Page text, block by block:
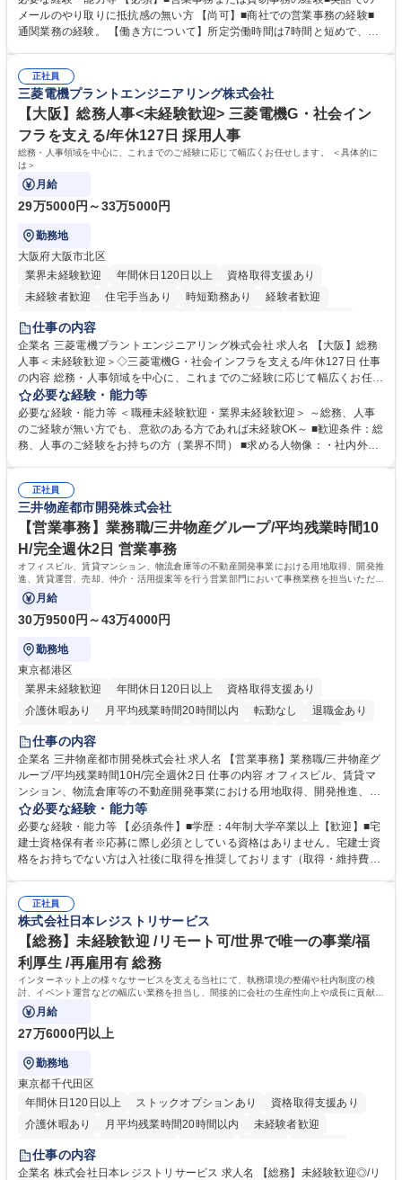
業務、請求書発行 ■海外工場とのスケジュール調整 ■在庫管理 ■輸入書類
の確認・作成 ■配送手配 ■通関業者を通して行う輸出入業全般 ■倉庫との
ルプロデュースしているため、商品に関わる全ての業務をサポート頂きま
す。 募集職種 東京都中央区【営業事務・貿易事務】食品商社/残業少なめ/
リモート等相談可
メールのやり取りに抵抗感の無い方 【尚可】■商社での営業事務の経験■
通関業務の経験。 【働き方について】所定労働時間は7時間と短めで、残
の強み】1991年の設立以来、外食産業を中心としたお客様の多様なニー
ズに沿った冷凍水産物等の生産・輸入・販売を一貫して手掛けています。
自社工場と海外拠点の強固な連携によるワンストップサービスが最大の強
みです。 学歴・資格 学歴：大学院 大学 語学力：英語 資格：
正社員
三菱電機プラントエンジニアリング株式会社
【大阪】総務人事<未経験歓迎> 三菱電機G・社会イン
フラを支える/年休127日 採用人事
総務・人事領域を中心に、これまでのご経験に応じて幅広くお任せします。 ＜具体的に
は＞
月給
29万5000円～33万5000円
勤務地
大阪府大阪市北区
業界未経験歓迎
年間休日120日以上
資格取得支援あり
未経験者歓迎
住宅手当あり 時短勤務あり
経験者歓迎
退職金あり
駅近5分以内
土日祝休み 服装自由 寮・社宅あり 食事補助あり
仕事の内容
企業名 三菱電機プラントエンジニアリング株式会社 求人名 【大阪】総務
人事＜未経験歓迎＞◇三菱電機G・社会インフラを支える/年休127日 仕事
の内容 総務・人事領域を中心に、これまでのご経験に応じて幅広くお任せ
します。 ＜具体的には＞ ・総務/人事労務（給与・社保・勤怠管理など）
・採用・教育研修 ・福利厚生運用 など ※基本的には事務所勤務ですが、
採用や教育等の業務内容により、関西圏以外への日帰り・宿泊を伴う国内
出張もございます。 ※担当業務を持ちつつ、お互いに助け合いながら、総
必要な経験・能力等
必要な経験・能力等 ＜職種未経験歓迎・業界未経験歓迎＞ ～総務、人事
のご経験が無い方でも、意欲のある方であれば未経験OK～ ■歓迎条件：総
務、人事のご経験をお持ちの方（業界不問） ■求める人物像：・社内外の
正社員
三井物産都市開発株式会社
【営業事務】業務職/三井物産グループ/平均残業時間10
H/完全週休2日 営業事務
オフィスビル、賃貸マンション、物流倉庫等の不動産開発事業における用地取得、開発推
進、賃貸運営、売却、仲介・活用提案等を行う営業部門において事務業務を担当いただき
ます。
月給
30万9500円～43万4000円
勤務地
東京都港区
業界未経験歓迎
年間休日120日以上
資格取得支援あり
介護休暇あり
月平均残業時間20時間以内 転勤なし
退職金あり
在宅OK
賞与あり
駅近5分以内
土日祝休み 寮・社宅あり
仕事の内容
企業名 三井物産都市開発株式会社 求人名 【営業事務】業務職/三井物産グ
ループ/平均残業時間10H/完全週休2日 仕事の内容 オフィスビル、賃貸マ
ンション、物流倉庫等の不動産開発事業における用地取得、開発推進、賃
貸運営、売却、仲介・活用提案等を行う営業部門において事務業務を担当
いただきます。 【詳細】・契約書管理、契約書製本、捺印対応、ファイリ
ング、登記簿取得、調書取得・支払業務（各種費用支払、支払管理、請
求・支払データ登録、取引先マスター申請対応）・予算作成及び予実管
の他に担当頂く業務が発生する場合があります。 募集職種 【営業事務】
業務職/三井物産グループ/平均残業時間10H/完全週休2日
必要な経験・能力等
必要な経験・能力等 【必須条件】■学歴：4年制大学卒業以上【歓迎】■宅
建士資格保有者※応募に際し必須としている資格はありません。宅建士資
格をお持ちでない方は入社後に取得を推奨しております（取得・維持費用
ション力がある方。 ・チャレンジを厭わず、粘り強く業務に取り組める
方。多様な関係者と謙虚に信頼関係を構築でき、期限を意識したスケジュ
ール管理が出来る方。※将来的に他部署（営業部門、コーポレート部門）
へのジョブローテーションの可能性があります。 学歴・資格 学歴：大学
院 大学 語学力： 資格：宅地建物取引士
正社員
株式会社日本レジストリサービス
【総務】未経験歓迎 /リモート可/世界で唯一の事業/福
利厚生 /再雇用有 総務
インターネット上の様々なサービスを支える当社にて、執務環境の整備や社内制度の検
討、イベント運営などの幅広い業務を担当し、間接的に会社の生産性向上や成長に貢献し
ている部署です。
月給
27万6000円以上
勤務地
東京都千代田区
年間休日120日以上
ストックオプションあり
資格取得支援あり
介護休暇あり
月平均残業時間20時間以内
未経験者歓迎
住宅手当あり
完全週休2日制
交通費支給 駅近5分以内 土日祝休み 服装自由
仕事の内容
企業名 株式会社日本レジストリサービス 求人名 【総務】未経験歓迎◎/リ